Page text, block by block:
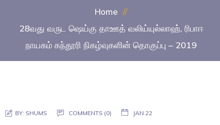
Home
28வது வருட ஷெய்கு தாஊத் வலிய்யுல்லாஹ், ரிபாஈ
நாயகம் கந்தூரி நிகழ்வுகளின் தொகுப்பு – 2019
BY: SHUMS COMMENTS (0) JAN 22